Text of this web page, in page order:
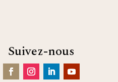
Suivez-nous